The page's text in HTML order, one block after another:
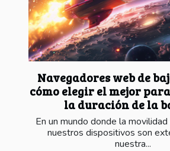
Navegadores web de
cómo elegir el mejor
la duración de la
En un mundo donde la
nuestros dispositivos son
nuestra...